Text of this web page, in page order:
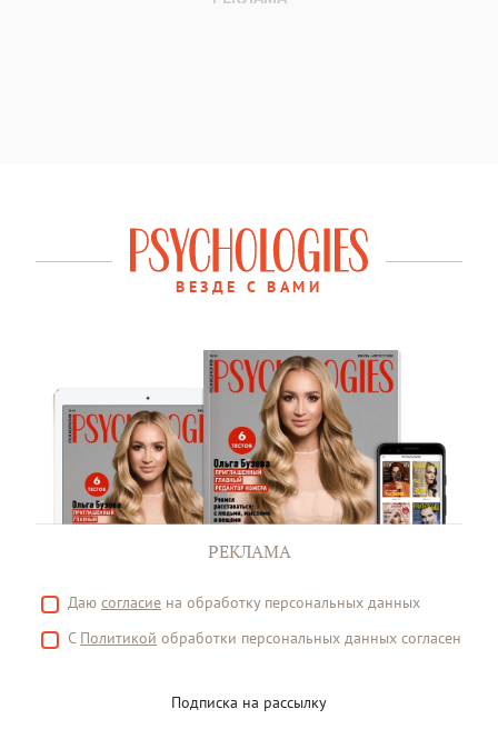
ВЕЗДЕ С ВАМИ
РЕКЛАМА
Даю согласие на обработку персональных данных
С Политикой обработки персональных данных согласен
Подписка на рассылку